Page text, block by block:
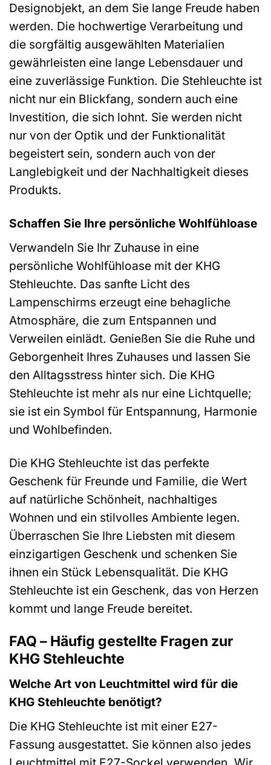
Designobjekt, an dem Sie lange Freude haben
werden. Die hochwertige Verarbeitung und
die sorgfältig ausgewählten Materialien
gewährleisten eine lange Lebensdauer und
eine zuverlässige Funktion. Die Stehleuchte ist
nicht nur ein Blickfang, sondern auch eine
Investition, die sich lohnt. Sie werden nicht
nur von der Optik und der Funktionalität
begeistert sein, sondern auch von der
Langlebigkeit und der Nachhaltigkeit dieses
Produkts.
Schaffen Sie Ihre persönliche Wohlfühloase
Verwandeln Sie Ihr Zuhause in eine
persönliche Wohlfühloase mit der KHG
Stehleuchte. Das sanfte Licht des
Lampenschirms erzeugt eine behagliche
Atmosphäre, die zum Entspannen und
Verweilen einlädt. Genießen Sie die Ruhe und
Geborgenheit Ihres Zuhauses und lassen Sie
den Alltagsstress hinter sich. Die KHG
Stehleuchte ist mehr als nur eine Lichtquelle;
sie ist ein Symbol für Entspannung, Harmonie
und Wohlbefinden.
Die KHG Stehleuchte ist das perfekte
Geschenk für Freunde und Familie, die Wert
auf natürliche Schönheit, nachhaltiges
Wohnen und ein stilvolles Ambiente legen.
Überraschen Sie Ihre Liebsten mit diesem
einzigartigen Geschenk und schenken Sie
ihnen ein Stück Lebensqualität. Die KHG
Stehleuchte ist ein Geschenk, das von Herzen
kommt und lange Freude bereitet.
FAQ – Häufig gestellte Fragen zur
KHG Stehleuchte
Welche Art von Leuchtmittel wird für die
KHG Stehleuchte benötigt?
Die KHG Stehleuchte ist mit einer E27-
Fassung ausgestattet. Sie können also jedes